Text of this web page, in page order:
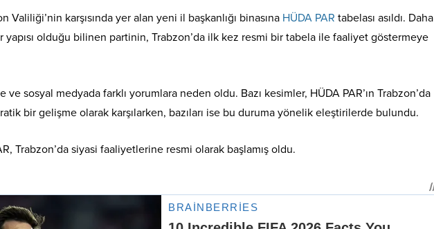
Valiliği’nin karşısında yer alan yeni il başkanlığı binasına HÜDA PAR tabelası asıldı. Daha
olduğu bilinen partinin, Trabzon’da ilk kez resmi bir tabela ile faaliyet göstermeye
ve sosyal medyada farklı yorumlara neden oldu. Bazı kesimler, HÜDA PAR’ın Trabzon’da
bir gelişme olarak karşılarken, bazıları ise bu duruma yönelik eleştirilerde bulundu.
Trabzon’da siyasi faaliyetlerine resmi olarak başlamış oldu.